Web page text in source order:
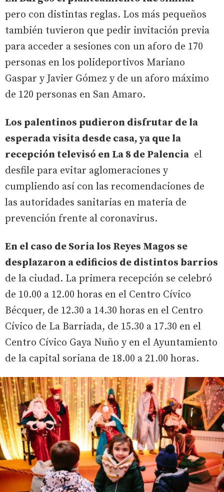
pero con distintas reglas. Los más pequeños
también tuvieron que pedir invitación previa
para acceder a sesiones con un aforo de 170
personas en los polideportivos Mariano
Gaspar y Javier Gómez y de un aforo máximo
de 120 personas en San Amaro.
Los palentinos pudieron disfrutar de la
esperada visita desde casa, ya que la
recepción televisó en La 8 de Palencia el
desfile para evitar aglomeraciones y
cumpliendo así con las recomendaciones de
las autoridades sanitarias en materia de
prevención frente al coronavirus.
En el caso de Soria los Reyes Magos se
desplazaron a edificios de distintos barrios
de la ciudad. La primera recepción se celebró
de 10.00 a 12.00 horas en el Centro Cívico
Bécquer, de 12.30 a 14.30 horas en el Centro
Cívico de La Barriada, de 15.30 a 17.30 en el
Centro Cívico Gaya Nuño y en el Ayuntamiento
de la capital soriana de 18.00 a 21.00 horas.